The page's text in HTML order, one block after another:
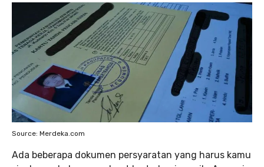
Source: Merdeka.com
Ada beberapa dokumen persyaratan yang harus kamu